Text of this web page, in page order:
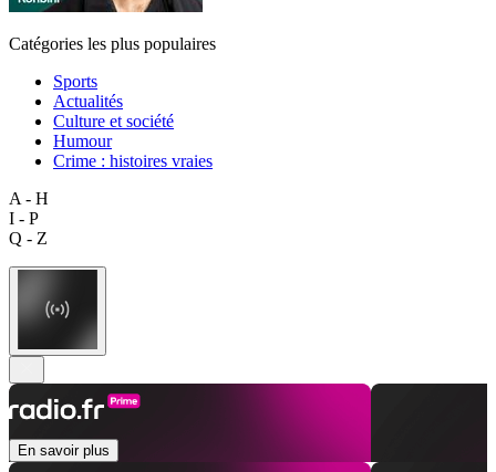
Catégories les plus populaires
Sports
Actualités
Culture et société
Humour
Crime : histoires vraies
A - H
I - P
Q - Z
En savoir plus